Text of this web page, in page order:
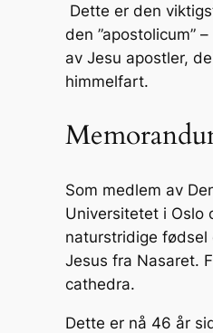
Dette er den
den ”apostolicum”
av Jesu apostler,
himmelfart.
Som medlem av
Universitetet i Oslo
naturstridige fødsel
Jesus fra Nasaret.
cathedra.
Dette er nå 46 år